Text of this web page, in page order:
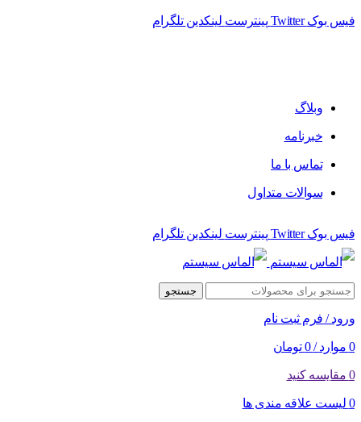
فیس بوک Twitter پینترست لینکدین تلگرام
وبلاگ
خبرنامه
تماس با ما
سوالات متداول
فیس بوک Twitter پینترست لینکدین تلگرام
جستجو
ورود / فرم ثبت نام
0 موارد /
0 تومان
0 مقایسه کنید
0 لیست علاقه مندی ها